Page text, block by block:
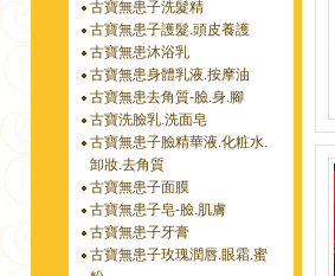
古寶無患子洗髮精
古寶無患子護髮.頭皮養護
古寶無患沐浴乳
古寶無患身體乳液.按摩油
古寶無患去角質-臉.身.腳
古寶洗臉乳.洗面皂
古寶無患子臉精華液.化粧水.
卸妝.去角質
古寶無患子面膜
古寶無患子皂-臉.肌膚
古寶無患子牙膏
古寶無患子玫瑰潤唇.眼霜.蜜